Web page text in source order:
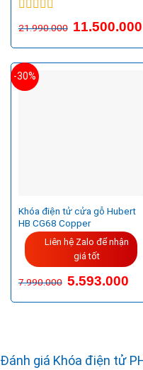
hạng5.005
21.990.000 11.500.000
-30%
Khóa điện tử cửa gỗ Hubert
HB CG68 Copper
Liên hệ Zalo để nhận
giá tốt
7.990.000 Giá
gốc
7.990.000VND.
5.593.000Giá
hiện
là:
Đánh giá Khóa điện tử